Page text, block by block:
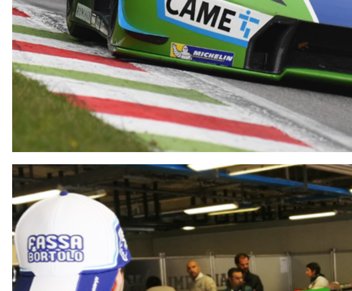
KB 13 EVOLUTION
Intonaco di fondo bianco fibrorinforzato a base di calce aerea, per
interni ed esterni